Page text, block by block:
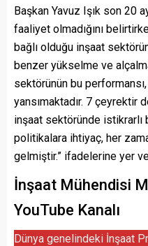
Başkan Yavuz Işık son 20
faaliyet olmadığını
bağlı olduğu inşaat
benzer yükselme ve
sektörünün bu
yansımaktadır. 7
inşaat sektöründe istikrarlı
politikalara ihtiyaç, her
gelmiştir.” ifadelerine yer
İnşaat Mühendisi
YouTube Kanalı
Dünya genelindeki İnşaat